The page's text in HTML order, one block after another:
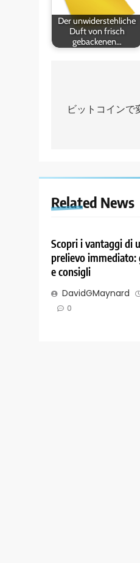
Der unwiderstehliche
Duft von frisch
gebackenen…
navigation
ビットコインで
Related News
Scopri i vantaggi di
prelievo immediato:
e consigli
DavidGMaynard
0